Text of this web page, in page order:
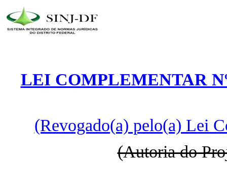
LEI COMPLEMENTAR
(Revogado(a) pelo(a) Lei
(Autoria do